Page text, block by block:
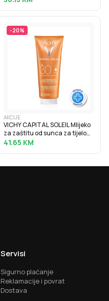
-20%
AKCIJE
VICHY CAPITAL SOLEIL Mlijeko
za zaštitu od sunca za tijelo
SPF30, obiteljsko pakiranje,
41.65 KM
Servisi
Sigurno plaćanje
Reklamacije i povrat
Dostava